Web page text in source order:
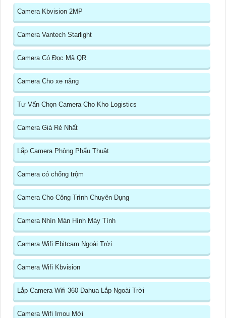
Camera Kbvision 2MP
Camera Vantech Starlight
Camera Có Đọc Mã QR
Camera Cho xe nâng
Tư Vấn Chọn Camera Cho Kho Logistics
Camera Giá Rẻ Nhất
Lắp Camera Phòng Phẩu Thuật
Camera có chống trộm
Camera Cho Công Trình Chuyên Dụng
Camera Nhìn Màn Hình Máy Tính
Camera Wifi Ebitcam Ngoài Trời
Camera Wifi Kbvision
Lắp Camera Wifi 360 Dahua Lắp Ngoài Trời
Camera Wifi Imou Mới